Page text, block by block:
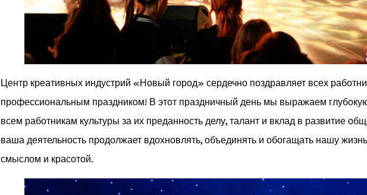
Центр креативных индустрий «Новый город» сердечно поздравляет всех
профессиональным праздником! В этот праздничный день мы выражаем
всем работникам культуры за их преданность делу, талант и вклад в развитие
ваша деятельность продолжает вдохновлять, объединять и обогащать нашу
смыслом и красотой.